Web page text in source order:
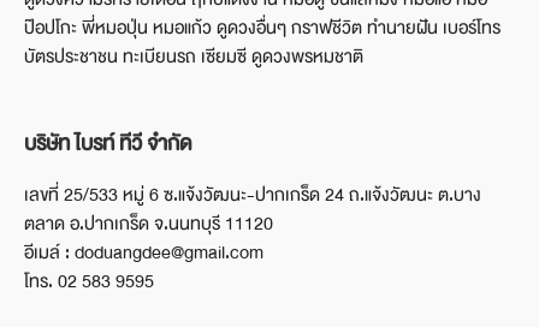
ป๊อปโกะ พี่หมอปุ่น หมอแก้ว ดูดวงอื่นๆ กราฟชีวิต ทำนายฝัน เบอร์โทร
บัตรประชาชน ทะเบียนรถ เซียมซี ดูดวงพรหมชาติ
บริษัท ไบรท์ ทีวี จำกัด
เลขที่ 25/533 หมู่ 6 ซ.แจ้งวัฒนะ-ปากเกร็ด 24 ถ.แจ้งวัฒนะ ต.บาง
ตลาด อ.ปากเกร็ด จ.นนทบุรี 11120
อีเมล์ : doduangdee@gmail.com
โทร. 02 583 9595